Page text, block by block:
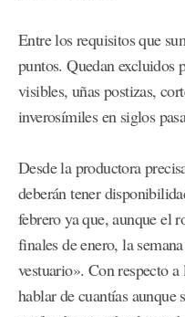
Entre los requisitos que
puntos. Quedan excluidos
visibles, uñas postizas,
inverosímiles en siglos
Desde la productora
deberán tener
febrero ya que, aunque el
finales de enero, la
vestuario». Con respecto
hablar de cuantías aunque